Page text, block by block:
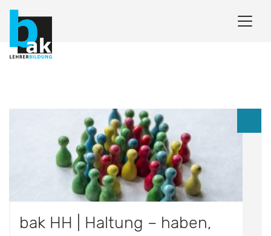
bak HH | Haltung – haben,